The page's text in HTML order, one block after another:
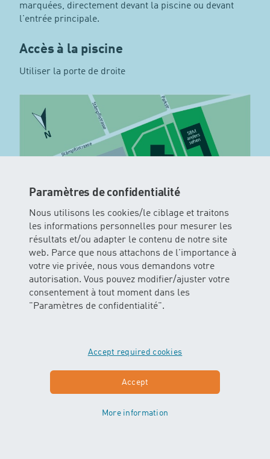
Paramètres de confidentialité
Nous utilisons les cookies/le ciblage et traitons
les informations personnelles pour mesurer les
résultats et/ou adapter le contenu de notre site
web. Parce que nous attachons de l'importance à
votre vie privée, nous vous demandons votre
autorisation. Vous pouvez modifier/ajuster votre
consentement à tout moment dans les
"Paramètres de confidentialité".
Accept required cookies
Accept
More information
marquées, directement devant la piscine ou devant
l'entrée principale.
Accès à la piscine
Utiliser la porte de droite
Poussette / Maxi Cosi
Vestiaires